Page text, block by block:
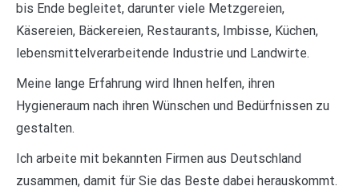
bis Ende begleitet, darunter viele Metzgereien,
Käsereien, Bäckereien, Restaurants, Imbisse, Küchen,
lebensmittelverarbeitende Industrie und Landwirte.
Meine lange Erfahrung wird Ihnen helfen, ihren
Hygieneraum nach ihren Wünschen und Bedürfnissen zu
gestalten.
Ich arbeite mit bekannten Firmen aus Deutschland
zusammen, damit für Sie das Beste dabei herauskommt.